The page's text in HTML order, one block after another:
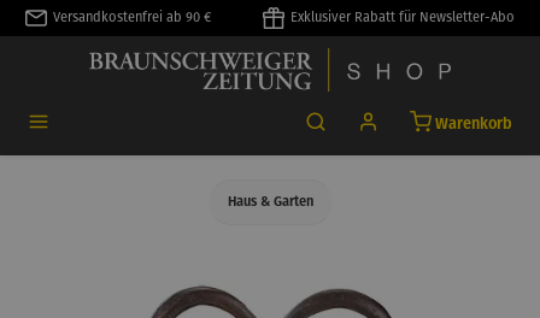
springen
Versandkostenfrei ab 90 € Exklusiver Rabatt für Newsletter-Abo
Warenkorb
Haus & Garten
Bildergalerie überspringen